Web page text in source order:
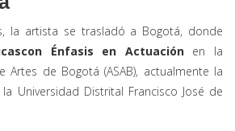
la artista se trasladó a Bogotá, donde
con Énfasis en Actuaciónen la
Artes de Bogotá (ASAB), actualmente la
Universidad Distrital Francisco José de